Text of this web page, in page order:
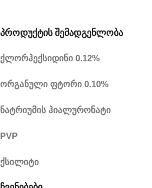
პროდუქტის შემადგენლობა
ქლორჰექსიდინი 0.12%
ორგანული ფტორი 0.10%
ნატრიუმის ჰიალურონატი
PVP
ქსილიტი